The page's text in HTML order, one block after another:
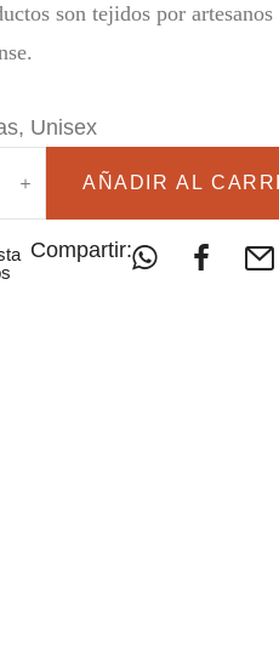
son tejidos por
, Unisex
AÑADIR AL
Compartir: